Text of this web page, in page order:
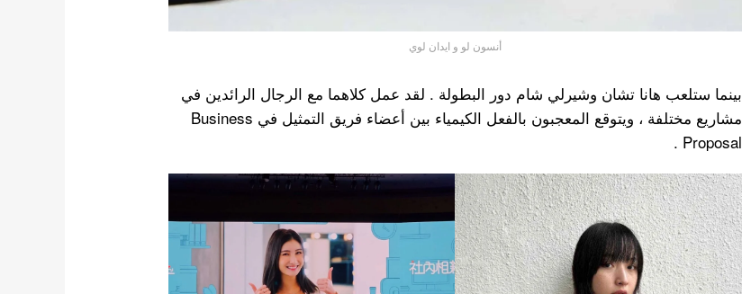
أنسون لو و ايدان لوي
بينما ستلعب هانا تشان وشيرلي شام دور البطولة . لقد عمل كلاهما مع الرجال الرائدين في
مشاريع مختلفة ، ويتوقع المعجبون بالفعل الكيمياء بين أعضاء فريق التمثيل في Business
Proposal .